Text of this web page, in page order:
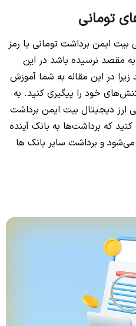
تومانی
ایمن برداشت تومانی یا رمز
مقصد نرسیده باشد در این
در این مقاله به شما آموزش
خود را پیگیری کنید. به
ارز دیجیتال بیت ایمن برداشت
که برداشت‌ها به بانک آینده
و برداشت سایر بانک ها